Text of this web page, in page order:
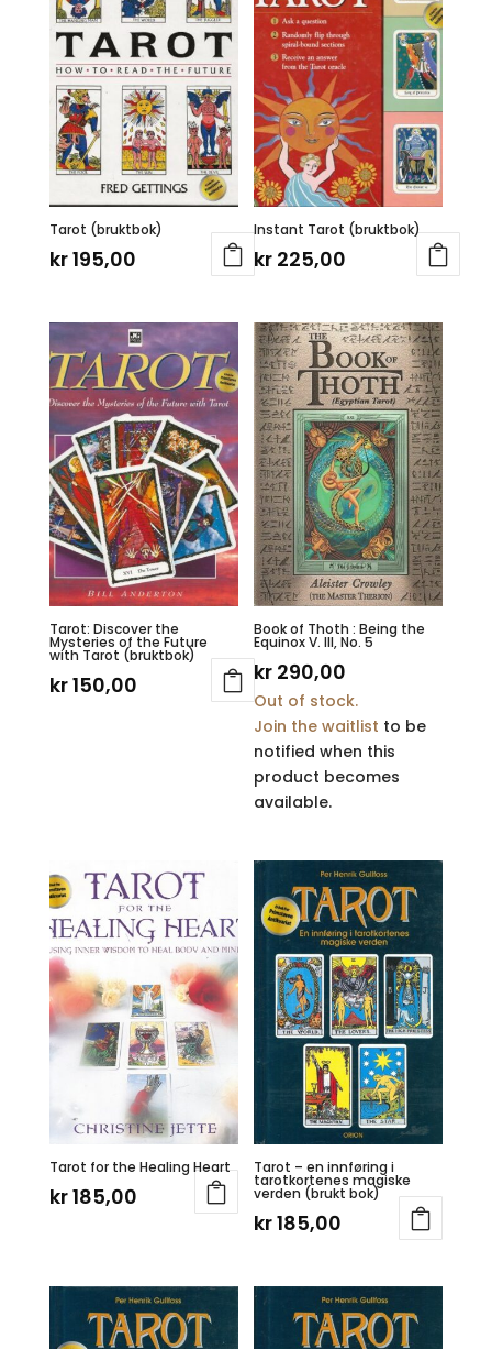
Tarot (bruktbok)
kr195,00
Instant Tarot (bruktbok)
kr 225,00
Tarot: Discover the
Mysteries of the Future
with Tarot (bruktbok)
kr150,00
Book of Thoth : Being the
Equinox V. III, No. 5
kr 290,00
Out of stock.
Join the waitlist to be
notified when this
product becomes
available.
Tarot for the Healing Heart
kr185,00
Tarot – en innføring i
tarotkortenes magiske
verden (brukt bok)
kr185,00